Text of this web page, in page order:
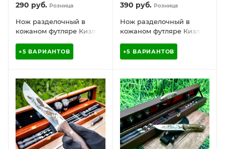
290 руб. Розница
Нож разделочный в
кожаном футляре Кизляр
+5 ВАРИАНТОВ
390 руб. Розница
Нож разделочный в
кожаном футляре Кизляр
цветная рукоять
карельская береза
+5 ВАРИАНТОВ